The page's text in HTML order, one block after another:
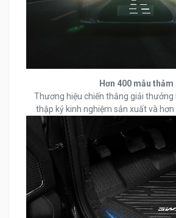
Hơn 400 mẫu thảm
Thương hiệu chiến thắng giải thưởng
thập kỷ kinh nghiệm sản xuất và hơn